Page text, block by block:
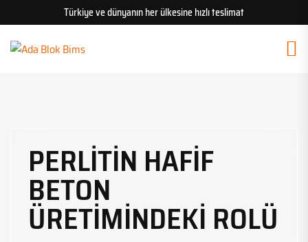
Türkiye ve dünyanın her ülkesine hızlı teslimat
PERLITIN HAFIF
BETON
ÜRETIMINDEKI ROLÜ